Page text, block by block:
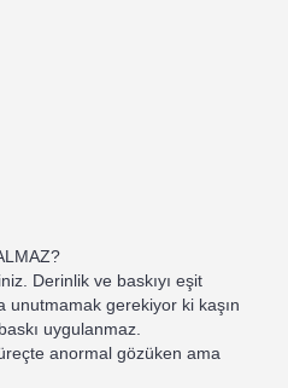
Derinlik ve baskıyı eşit
unutmamak gerekiyor ki kaşın
uygulanmaz.
anormal gözüken ama